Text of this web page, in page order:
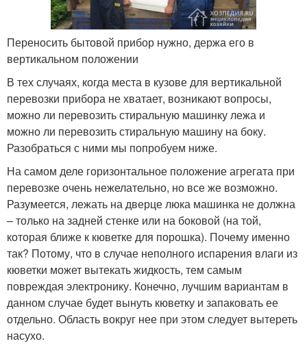
Переносить бытовой прибор нужно, держа его в
вертикальном положении
В тех случаях, когда места в кузове для вертикальной
перевозки прибора не хватает, возникают вопросы,
можно ли перевозить стиральную машинку лежа и
можно ли перевозить стиральную машину на боку.
Разобраться с ними мы попробуем ниже.
На самом деле горизонтальное положение агрегата при
перевозке очень нежелательно, но все же возможно.
Разумеется, лежать на дверце люка машинка не должна
– только на задней стенке или на боковой (на той,
которая ближе к кюветке для порошка). Почему именно
так? Потому, что в случае неполного испарения влаги из
кюветки может вытекать жидкость, тем самым
повреждая электронику. Конечно, лучшим вариантам в
данном случае будет вынуть кюветку и запаковать ее
отдельно. Область вокруг нее при этом следует вытереть
насухо.